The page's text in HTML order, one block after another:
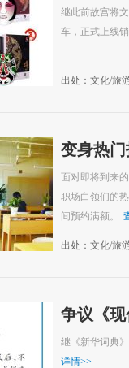
继此前故宫将
车，正式上线
出处：文化/旅
变身热
面对即将到来
职场白领们的
间预约满额。
出处：文化/旅
争议《
继《新华词典
详情>>